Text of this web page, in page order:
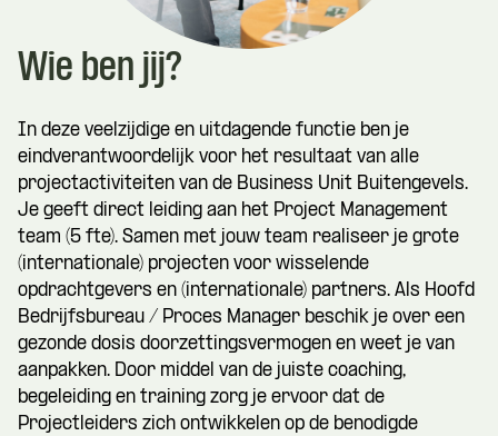
Wie ben jij?
In deze veelzijdige en uitdagende functie ben je
eindverantwoordelijk voor het resultaat van alle
projectactiviteiten van de Business Unit Buitengevels.
Je geeft direct leiding aan het Project Management
team (5 fte). Samen met jouw team realiseer je grote
(internationale) projecten voor wisselende
opdrachtgevers en (internationale) partners. Als Hoofd
Bedrijfsbureau / Proces Manager beschik je over een
gezonde dosis doorzettingsvermogen en weet je van
aanpakken. Door middel van de juiste coaching,
begeleiding en training zorg je ervoor dat de
Projectleiders zich ontwikkelen op de benodigde